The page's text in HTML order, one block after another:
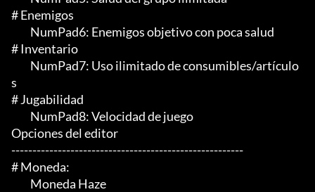
# Enemigos
# Inventario
s
# Jugabilidad
Opciones del editor
-------------------------------------------------------
# Moneda: